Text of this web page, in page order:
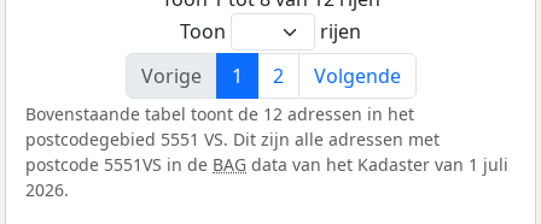
Toon
rijen
Vorige
1 2 Volgende
Bovenstaande tabel toont de 12 adressen in het
postcodegebied 5551 VS. Dit zijn alle adressen met
postcode 5551VS in de BAG data van het Kadaster van 1 juli
2026.